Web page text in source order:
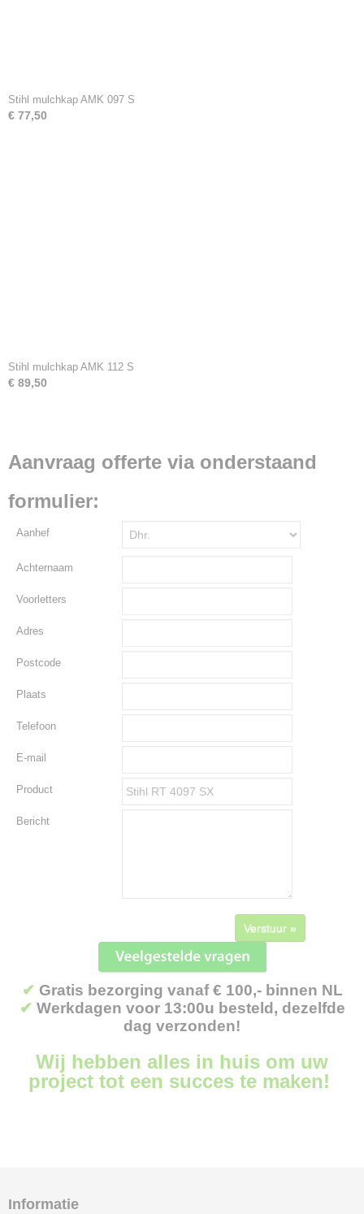
Stihl mulchkap AMK 097 S
€ 77,50
Stihl mulchkap AMK 112 S
€ 89,50
Aanvraag offerte via onderstaand
formulier:
Aanhef
Achternaam
Voorletters
Adres
Postcode
Plaats
Telefoon
E-mail
Product
Bericht
Verstuur »
✔ Gratis bezorging vanaf € 100,- binnen NL
✔ Werkdagen voor 13:00u besteld, dezelfde
dag verzonden!
Wij hebben alles in huis om uw
project tot een succes te maken!
Informatie